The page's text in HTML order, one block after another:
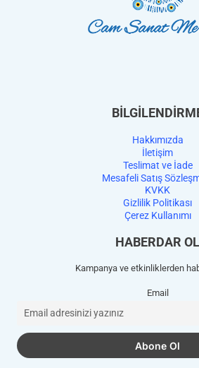
Hakkımızda
İletişim
Teslimat ve İade
Mesafeli Satış
KVKK
Gizlilik Politikası
Çerez Kullanımı
HABERDAR OL
Kampanya ve etkinliklerden
Email